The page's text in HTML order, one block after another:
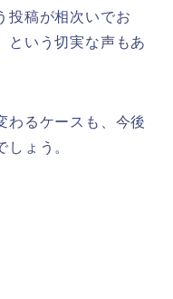
投稿が相次いでお
という切実な声もあ
わるケースも、今後
ょう。